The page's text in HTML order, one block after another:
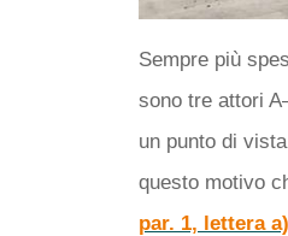
Sempre più
sono tre attori
un punto di
questo motivo
par. 1, lettera